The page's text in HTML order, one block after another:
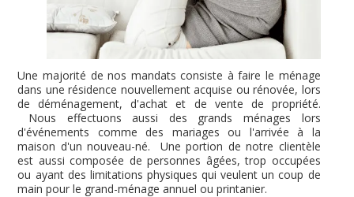
Une majorité de nos mandats consiste à faire le ménage
dans une résidence nouvellement acquise ou rénovée, lors
de déménagement, d'achat et de vente de propriété.
Nous effectuons aussi des grands ménages lors
d'événements comme des mariages ou l'arrivée à la
maison d'un nouveau-né. Une portion de notre clientèle
est aussi composée de personnes âgées, trop occupées
ou ayant des limitations physiques qui veulent un coup de
main pour le grand-ménage annuel ou printanier.